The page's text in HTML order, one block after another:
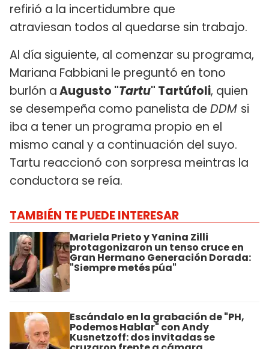
refirió a la incertidumbre que
atraviesan todos al quedarse sin trabajo.
Al día siguiente, al comenzar su programa,
Mariana Fabbiani le preguntó en tono
burlón aAugusto "Tartu" Tartúfoli, quien
se desempeña como panelista de DDM si
iba a tener un programa propio en el
mismo canal y a continuación del suyo.
Tartu reaccionó con sorpresa meintras la
conductora se reía.
TAMBIÉN TE PUEDE INTERESAR
Mariela Prieto y Yanina Zilli
protagonizaron un tenso cruce en
Gran Hermano Generación Dorada:
"Siempre metés púa"
Escándalo en la grabación de "PH,
Podemos Hablar" con Andy
Kusnetzoff: dos invitadas se